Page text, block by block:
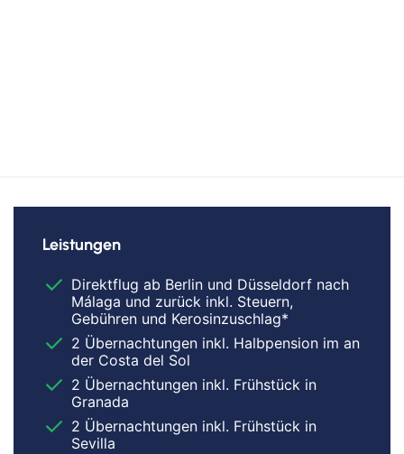
Leistungen
Direktflug ab Berlin und Düsseldorf nach
Málaga und zurück inkl. Steuern,
Gebühren und Kerosinzuschlag*
2 Übernachtungen inkl. Halbpension im an
der Costa del Sol
2 Übernachtungen inkl. Frühstück in
Granada
2 Übernachtungen inkl. Frühstück in
Sevilla